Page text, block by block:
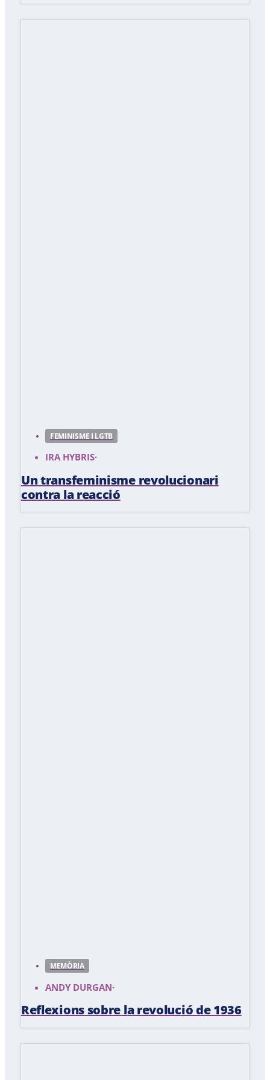
FEMINISME I LGTB
IRA HYBRIS·
Un transfeminisme revolucionari
contra la reacció
MEMÒRIA
ANDY DURGAN·
Reflexions sobre la revolució de 1936